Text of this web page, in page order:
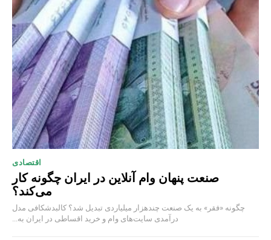
اقتصادی
صنعت پنهان وام آنلاین در ایران چگونه کار
می‌کند؟
چگونه «فقر» به یک صنعت چند‌هزار میلیاردی تبدیل شد؟ کالبدشکافی مدل
درآمدی سایت‌های وام و خرید اقساطی در ایران به...